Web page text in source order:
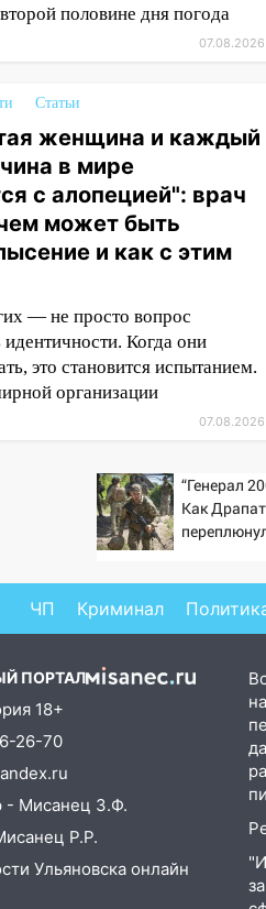
бесплатно
разработают
прибор для
могут
за абонементы
фитнес-клуба
вмешательства
в селах
области привели
площадки
в селе
после
проверки
на
переходах
городе 8 августа
фестиваль
с
и концертом
ливнями:
половине дня погода
07.08.2026
Статьи
женщина и каждый
в мире
с алопецией": врач
может быть
и как с этим
— не просто вопрос
идентичности. Когда они
это становится испытанием.
организации
07.08.2026
“Генерал
Как
ЧП Криминал
ПОРТАЛ
18+
26-70
- Мисанец З.Ф.
Р.Р.
Ульяновска онлайн